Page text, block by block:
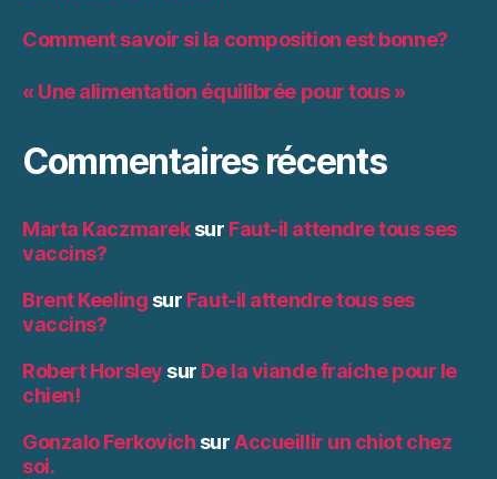
Comment savoir si la composition est bonne?
« Une alimentation équilibrée pour tous »
Commentaires récents
Marta Kaczmareksur Faut-il attendre tous ses
vaccins?
Brent Keeling sur Faut-il attendre tous ses
vaccins?
Robert Horsley sur De la viande fraiche pour le
chien!
Gonzalo Ferkovich surAccueillir un chiot chez
soi.